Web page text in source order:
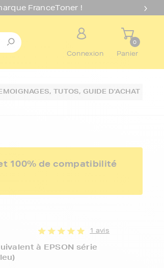
FranceToner !
Connexion
0
Panier
TUTOS,GUIDE D'ACHAT
100% de compatibilité
1 avis
à EPSON série